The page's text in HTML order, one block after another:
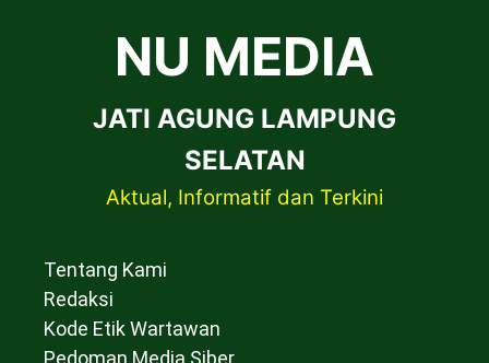
NU MEDIA
JATI AGUNG LAMPUNG
SELATAN
Aktual, Informatif dan Terkini
Tentang Kami
Redaksi
Kode Etik Wartawan